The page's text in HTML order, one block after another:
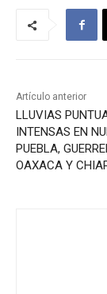
Artículo anterior
LLUVIAS
INTENSAS EN
PUEBLA,
OAXACA Y